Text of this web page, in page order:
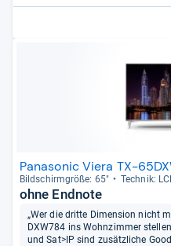
Panasonic Viera TX-
Bild­schirm­größe: 65" Tech­nik:
ohne Endnote
„Wer die dritte Dimension nicht
DXW784 ins Wohnzimmer
und Sat>IP sind zusätzliche